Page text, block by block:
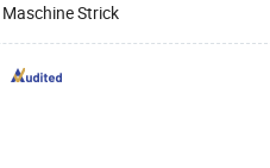
Maschine Strick